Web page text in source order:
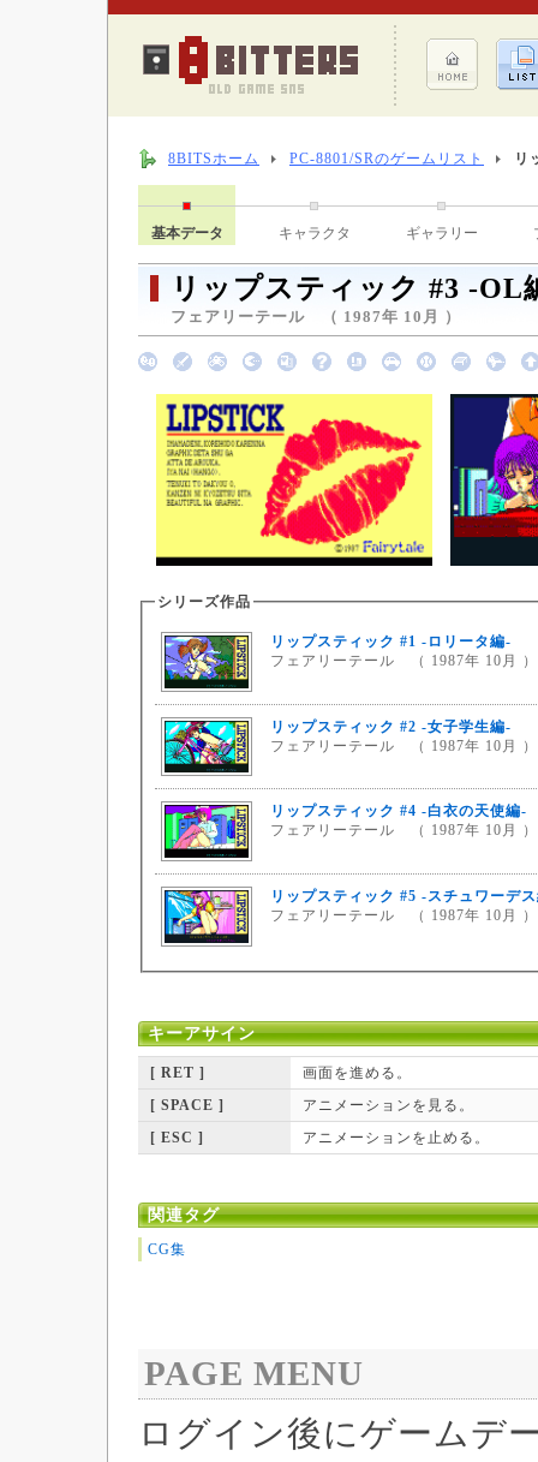
8BITSホーム PC-8801/SRのゲームリスト リ
基本データ キャラクタ ギャラリー
リップスティック #3 -OL
フェアリーテール （ 1987年 10月 ）
シリーズ作品
リップスティック #1 -ロリータ編-
フェアリーテール （ 1987年 10月 ）
リップスティック #2 -女子学生編-
フェアリーテール （ 1987年 10月 ）
リップスティック #4 -白衣の天使編-
フェアリーテール （ 1987年 10月 ）
リップスティック #5 -スチュワーデ
フェアリーテール （ 1987年 10月 ）
キーアサイン
[ RET ]
画面を進める。
[ SPACE ]
アニメーションを見る。
[ ESC ]
アニメーションを止める。
関連タグ
CG集
PAGE MENU
ログイン後にゲームデ